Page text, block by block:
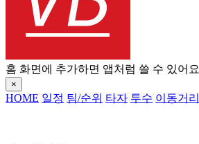
홈 화면에 추가하면 앱처럼 쓸 수 있어요
×
HOME 일정 팀/순위 타자 투수 이동거리